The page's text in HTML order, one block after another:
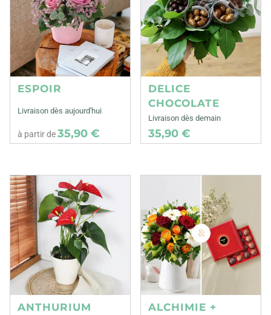
ESPOIR
Livraison dès aujourd'hui
à partir de35,90 €
DELICE
CHOCOLATE
Livraison dès demain
35,90 €
ANTHURIUM
ALCHIMIE +